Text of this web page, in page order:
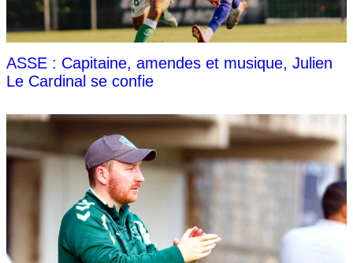
ASSE : Capitaine, amendes et musique, Julien
Le Cardinal se confie